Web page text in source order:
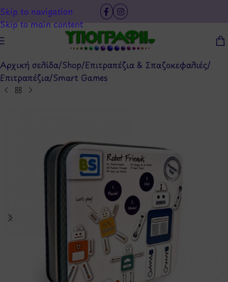
Skip to navigation
Skip to main content
Αρχική σελίδα/Shop/Επιτραπέζια & Σπαζοκεφαλιές/
Επιτραπέζια/Smart Games